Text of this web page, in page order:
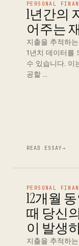
PERSONAL
1년간의
어주는
지출을 추적하
1년치 데이터를
수 있습니다. 이
공할 …
READ ESSAY→
PERSONAL
12개월
때 당신
이 발생
지출을 추적하